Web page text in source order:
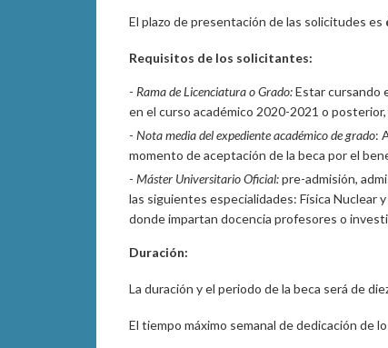
El plazo de presentación de las solicitudes es
Requisitos de los solicitantes:
- Rama de Licenciatura o Grado:Estar cursando
en el curso académico 2020-2021 o
- Nota media del expediente académico de grado:
momento de aceptación de la beca por el
- Máster Universitario Oficial:pre-admisión,
las siguientes especialidades: Física Nuclear
donde impartan docencia profesores o
Duración:
La duración y el periodo de la beca será de
El tiempo máximo semanal de dedicación de